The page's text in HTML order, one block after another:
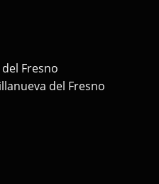
Fresno
del Fresno